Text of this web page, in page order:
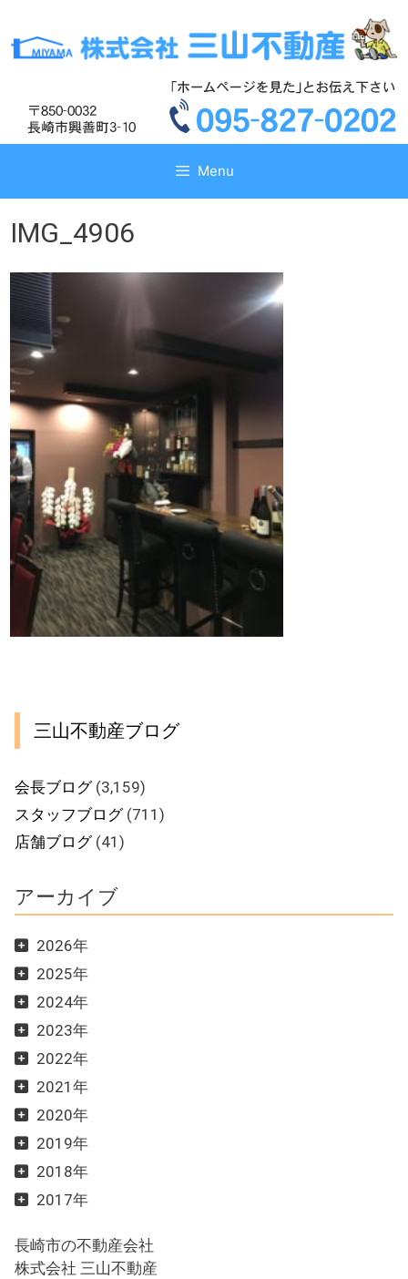
テ
ス
テ
ス
Menu
IMG_4906
三山不動産ブログ
会長ブログ(3,159)
スタッフブログ(711)
店舗ブログ(41)
アーカイブ
2026年
2025年
2024年
2023年
2022年
2021年
2020年
2019年
2018年
2017年
長崎市の不動産会社
株式会社 三山不動産